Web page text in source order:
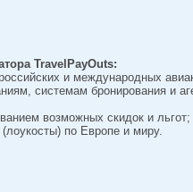
TravelPayOuts:
и международных
системам бронирования и
возможных скидок и льгот;
по Европе и миру.